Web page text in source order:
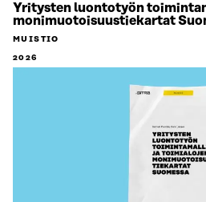
Yritysten luontotyön
monimuotoisuustiekartat
MUISTIO
2026